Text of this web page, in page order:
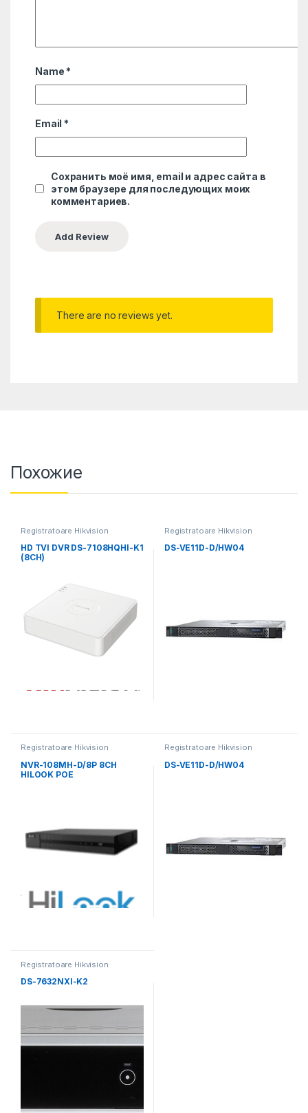
Name *
Email *
Сохранить моё имя, email и адрес сайта в
этом браузере для последующих моих
комментариев.
There are no reviews yet.
Похожие
Registratoare Hikvision
HD TVI DVR DS-7108HQHI-K1
(8CH)
Registratoare Hikvision
DS-VE11D-D/HW04
Registratoare Hikvision
NVR-108MH-D/8P 8CH
HILOOK POE
Registratoare Hikvision
DS-VE11D-D/HW04
Registratoare Hikvision
DS-7632NXI-K2